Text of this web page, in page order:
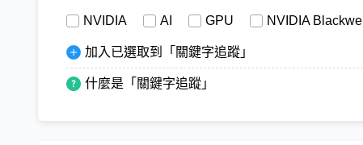
NVIDIA AI GPU NVIDIA Blackwell
加入已選取到「關鍵字追蹤」
什麼是「關鍵字追蹤」